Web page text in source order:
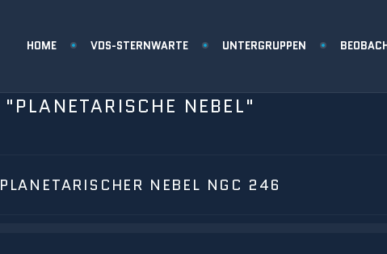
HOME VDS-STERNWARTE UNTERGRUPPEN
"PLANETARISCHE NEBEL"
PLANETARISCHER NEBEL NGC 246